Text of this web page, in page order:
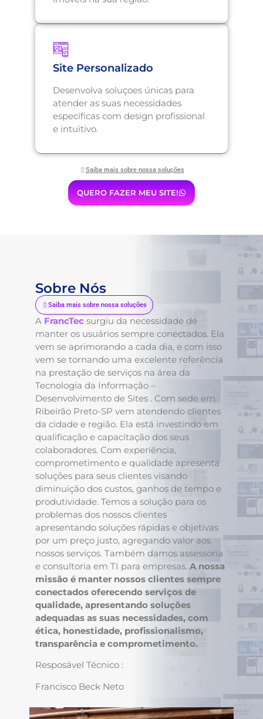
Site Personalizado
Desenvolva soluçoes únicas para
atender as suas necessidades
específicas com design profissional
e intuitivo.
Saiba mais sobre nossa soluções
QUERO FAZER MEU SITE!
Sobre Nós
Saiba mais sobre nossa soluções
A FrancTec surgiu da necessidade de
manter os usuários sempre conectados. Ela
vem se aprimorando a cada dia, e com isso
vem se tornando uma excelente referência
na prestação de serviços na área da
Tecnologia da Informação –
Desenvolvimento de Sites . Com sede em
Ribeirão Preto-SP vem atendendo clientes
da cidade e região. Ela está investindo em
qualificação e capacitação dos seus
colaboradores. Com experiência,
comprometimento e qualidade apresenta
soluções para seus clientes visando
diminuição dos custos, ganhos de tempo e
produtividade. Temos a solução para os
problemas dos nossos clientes
apresentando soluções rápidas e objetivas
por um preço justo, agregando valor aos
nossos serviços. Também damos assessoria
e consultoria em TI para empresas. A nossa
missão é manter nossos clientes sempre
conectados oferecendo serviços de
qualidade, apresentando soluções
adequadas as suas necessidades, com
ética, honestidade, profissionalismo,
transparência e comprometimento.
Resposável Técnico :
Francisco Beck Neto